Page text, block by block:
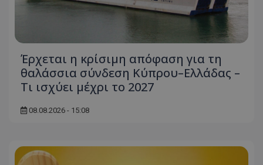
Έρχεται η κρίσιμη απόφαση για τη
θαλάσσια σύνδεση Κύπρου–Ελλάδας –
Τι ισχύει μέχρι το 2027
08.08.2026 - 15:08